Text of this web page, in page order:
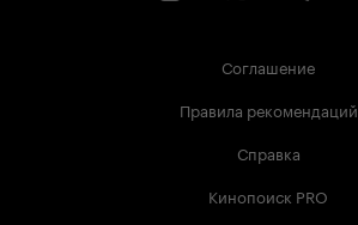
Соглашение
Правила рекомендаций
Справка
Кинопоиск PRO